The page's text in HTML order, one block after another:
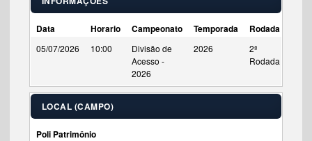
Data Horario Campeonato Temporada Rodada
05/07/2026 10:00
Divisão de
Acesso -
2026
2026
2ª
Rodada
LOCAL (CAMPO)
Poli Patrimônio